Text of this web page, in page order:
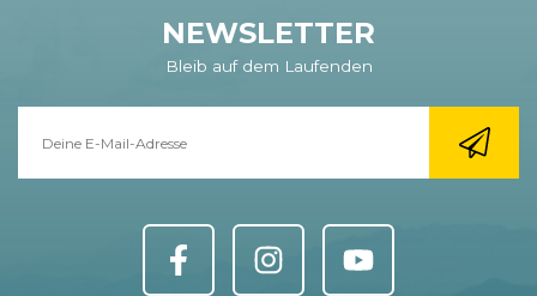
NEWSLETTER
Bleib auf dem Laufenden